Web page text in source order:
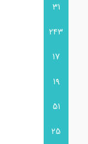
31
243
17
19
51
25